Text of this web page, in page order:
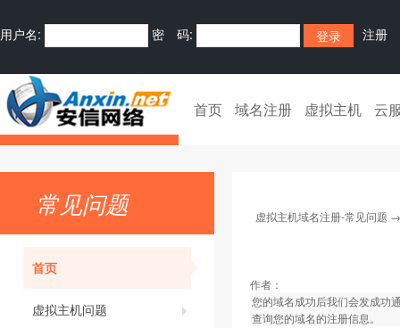
用户名: 密 码: 注册
首页 域名注册 虚拟主机 云
常见问题
首页
虚拟主机问题
虚拟主机域名注册-常见问题
作者：
您的域名成功后我们会发成功
查询您的域名的注册信息。